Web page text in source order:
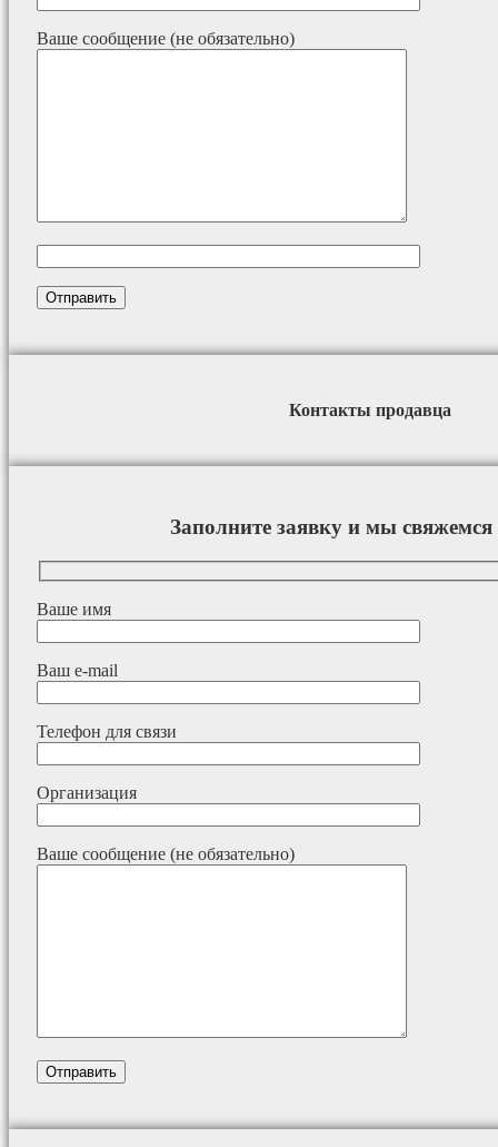
Ваше сообщение (не обязательно)
Контакты продавца
Заполните заявку и мы
Ваше имя
Ваш e-mail
Телефон для связи
Организация
Ваше сообщение (не обязательно)